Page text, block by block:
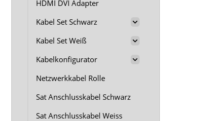
HDMI DVI Adapter
Kabel Set Schwarz
Kabel Set Weiß
Kabelkonfigurator
Netzwerkkabel Rolle
Sat Anschlusskabel Schwarz
Sat Anschlusskabel Weiss